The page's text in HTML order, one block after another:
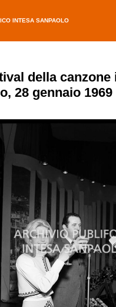
INTESA SANPAOLO
della canzone
28 gennaio 1969